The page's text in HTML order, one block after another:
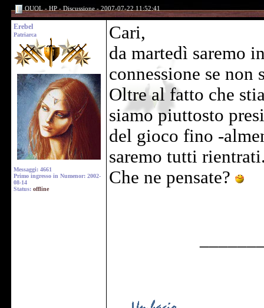
OUOL - HP - Discussione - 2007-07-22 11:52:41
Erebel
Patriarca
Messaggi: 4661
Primo ingresso in Numenor: 2002-
08-14
Status: offline
Cari,
da martedì saremo
connessione se
Oltre al fatto che
siamo piuttosto
del gioco fino -
saremo tutti
Che ne pensate?